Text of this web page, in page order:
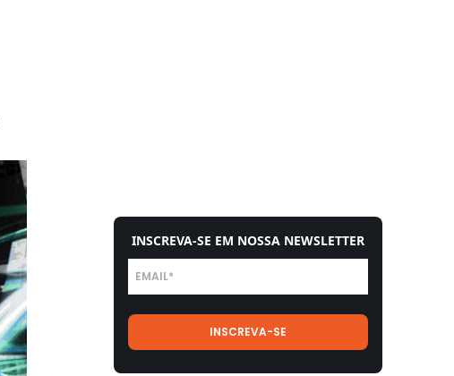
INSCREVA-SE EM NOSSA NEWSLETTER